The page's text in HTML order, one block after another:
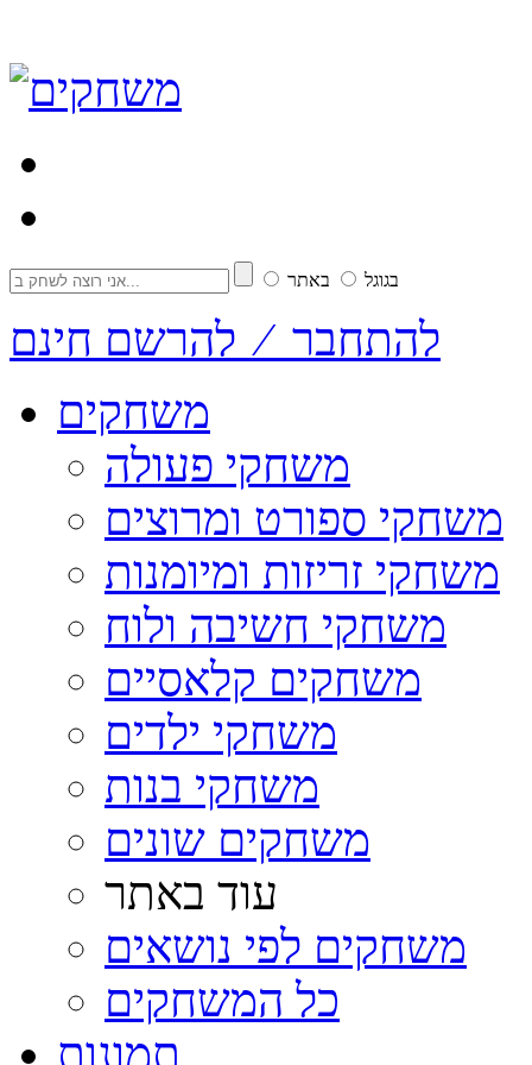
בגוגל באתר
להתחבר ⁄ להרשם חינם
משחקים
משחקי פעולה
משחקי ספורט ומרוצים
משחקי זריזות ומיומנות
משחקי חשיבה ולוח
משחקים קלאסיים
משחקי ילדים
משחקי בנות
משחקים שונים
עוד באתר
משחקים לפי נושאים
כל המשחקים
תמונות